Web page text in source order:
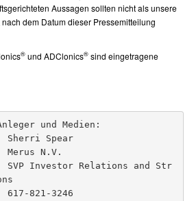
Aussagen sollten nicht als unsere
dem Datum dieser Pressemitteilung
® und ADClonics® sind eingetragene
und Medien: